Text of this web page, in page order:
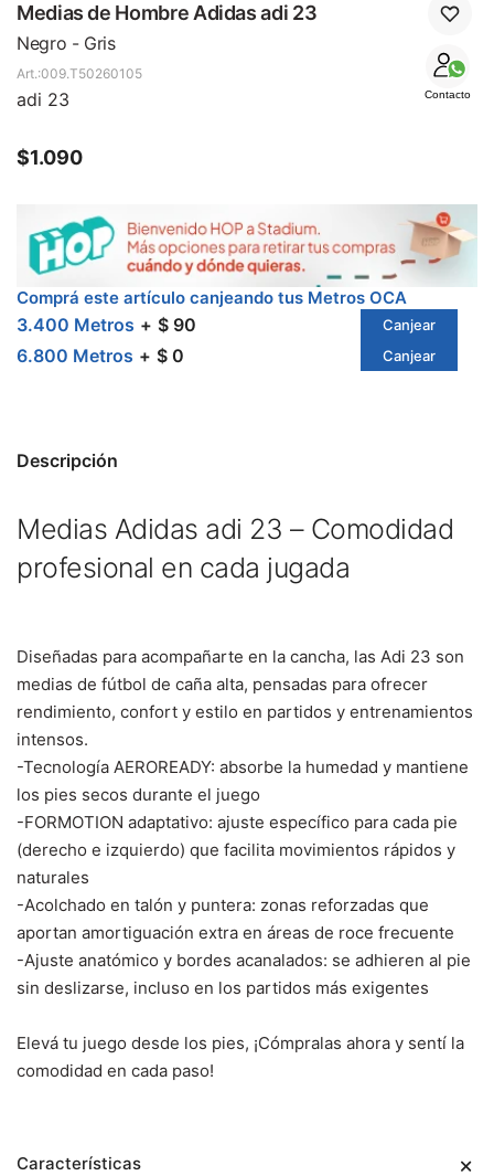
Medias de Hombre Adidas adi 23
Negro - Gris
Contacto
009.T50260105
adi 23
$1.090
Comprá este artículo canjeando tus Metros OCA
3.400 Metros $ 90 Canjear
6.800 Metros $ 0 Canjear
Descripción
Medias Adidas adi 23 – Comodidad
profesional en cada jugada
Diseñadas para acompañarte en la cancha, las Adi 23 son
medias de fútbol de caña alta, pensadas para ofrecer
rendimiento, confort y estilo en partidos y entrenamientos
intensos.
-Tecnología AEROREADY: absorbe la humedad y mantiene
los pies secos durante el juego
-FORMOTION adaptativo: ajuste específico para cada pie
(derecho e izquierdo) que facilita movimientos rápidos y
naturales
-Acolchado en talón y puntera: zonas reforzadas que
aportan amortiguación extra en áreas de roce frecuente
-Ajuste anatómico y bordes acanalados: se adhieren al pie
sin deslizarse, incluso en los partidos más exigentes
Elevá tu juego desde los pies, ¡Cómpralas ahora y sentí la
comodidad en cada paso!
Características